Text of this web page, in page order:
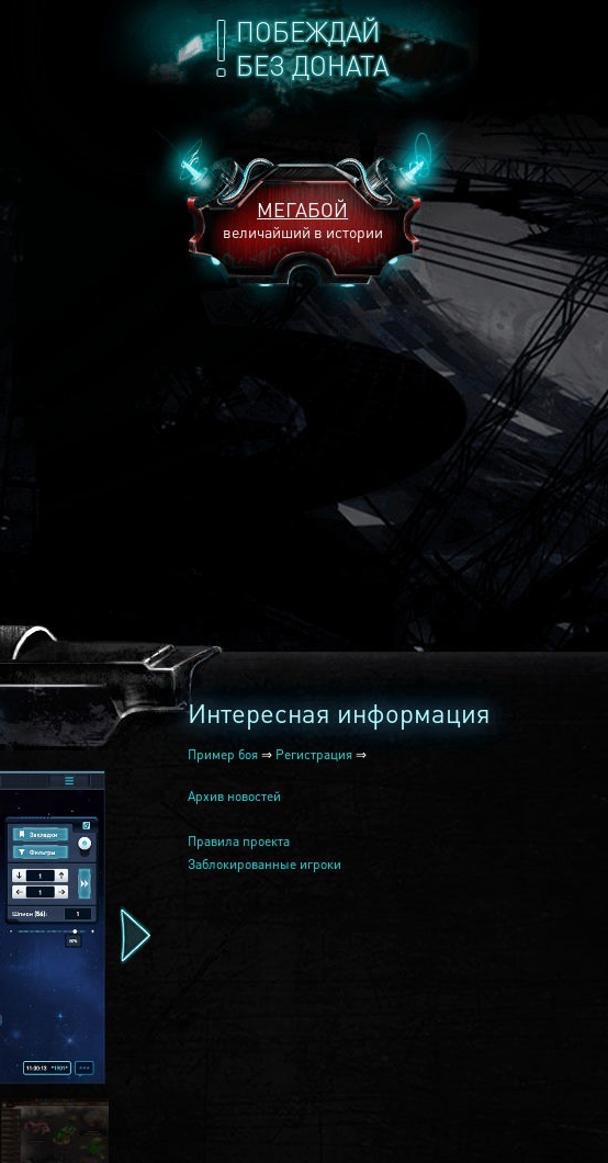
ПОБЕЖДАЙ
БЕЗ ДОНАТА
МЕГАБОЙ
величайший в истории
2240
Интересная информация
Пример боя ⇒ Регистрация ⇒
Архив новостей
Правила проекта
Заблокированные игроки